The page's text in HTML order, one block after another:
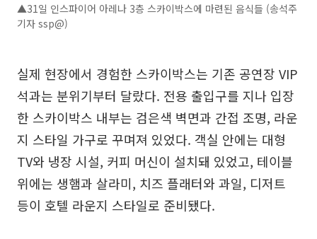
▲31일 인스파이어 아레나 3층 스카이박스에 마련된 음식들 (송석주
기자 ssp@)
실제 현장에서 경험한 스카이박스는 기존 공연장 VIP
석과는 분위기부터 달랐다. 전용 출입구를 지나 입장
한 스카이박스 내부는 검은색 벽면과 간접 조명, 라운
지 스타일 가구로 꾸며져 있었다. 객실 안에는 대형
TV와 냉장 시설, 커피 머신이 설치돼 있었고, 테이블
위에는 생햄과 살라미, 치즈 플래터와 과일, 디저트
등이 호텔 라운지 스타일로 준비됐다.